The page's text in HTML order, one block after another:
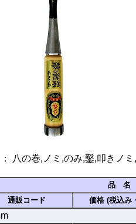
八の巻,ノミ,のみ,鑿,叩きノ
品 名
通販コード
価格 (税込み